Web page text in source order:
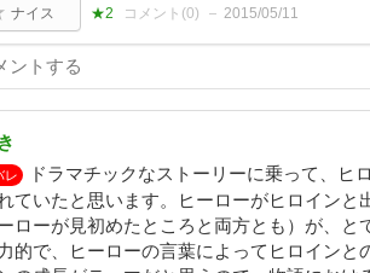
ナイス ★2 コメント(0) 2015/05/11
レ
ドラマチックなストーリーに乗って、ヒ
ていたと思います。ヒーローがヒロインと
ローが見初めたところと両方とも）が、と
的で、ヒーローの言葉によってヒロインと